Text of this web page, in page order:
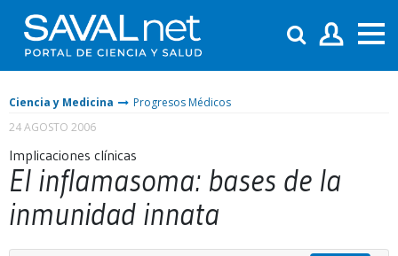
Ciencia y Medicina
Progresos Médicos
24 AGOSTO 2006
Implicaciones clínicas
El inflamasoma: bases de la
inmunidad innata